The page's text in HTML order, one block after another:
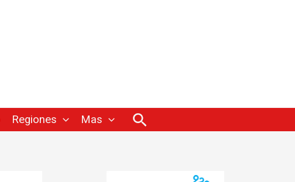
Regiones Mas Buscar